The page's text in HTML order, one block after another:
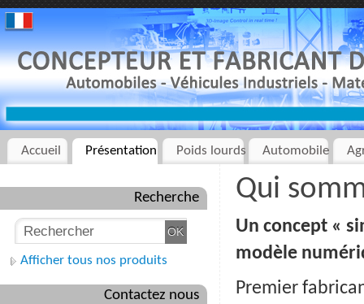
Accueil Présentation Poids lourds Automobile
Qui
Un concept «
modèle
Premier
Recherche
Afficher tous nos produits
Contactez nous